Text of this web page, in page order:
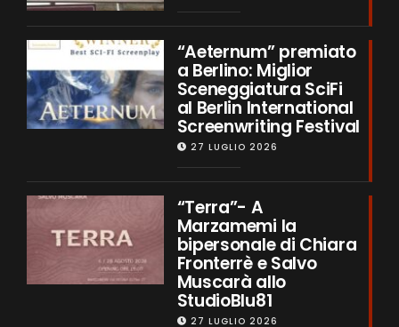
“Aeternum” premiato
a Berlino: Miglior
Sceneggiatura SciFi
al Berlin International
Screenwriting Festival
27 LUGLIO 2026
“Terra”- A
Marzamemi la
bipersonale di Chiara
Fronterrè e Salvo
Muscarà allo
StudioBlu81
27 LUGLIO 2026